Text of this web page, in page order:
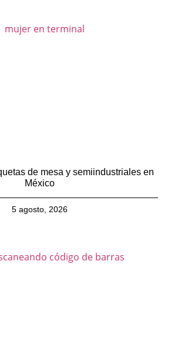
de mesa y semiindustriales en
México
5 agosto, 2026